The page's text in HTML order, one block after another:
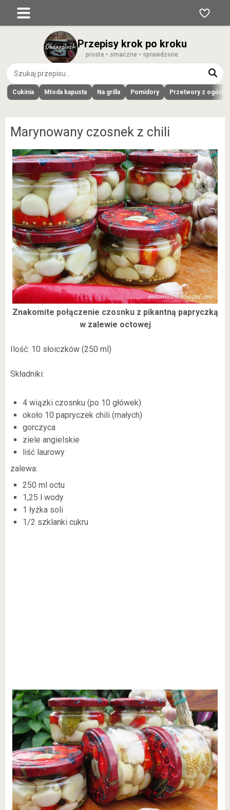
Przepisy krok po kroku
proste • smaczne • sprawdzone
Cukinia Młoda kapusta Na grilla Pomidory Przetwory z
Marynowany czosnek z chili
Znakomite połączenie czosnku z pikantną papryczką
w zalewie octowej
Ilość: 10 słoiczków (250 ml)
Składniki:
4 wiązki czosnku (po 10 główek)
około 10 papryczek chili (małych)
gorczyca
ziele angielskie
liść laurowy
zalewa:
250 ml octu
1,25 l wody
1 łyżka soli
1/2 szklanki cukru